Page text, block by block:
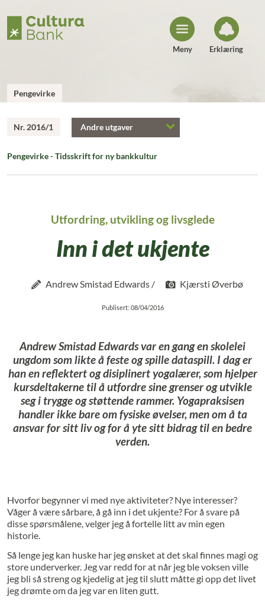
o
Meny Erklæring
Pengevirke
Nr. 2016/1 Andre utgaver
Pengevirke - Tidsskrift for ny bankkultur
Utfordring, utvikling og livsglede
Inn i det ukjente
Andrew Smistad Edwards / Kjærsti Øverbø
Publisert: 08/04/2016
Andrew Smistad Edwards var en gang en skolelei
ungdom som likte å feste og spille dataspill. I dag er
han en reflektert og disiplinert yogalærer, som hjelper
kursdeltakerne til å utfordre sine grenser og utvikle
seg i trygge og støttende rammer. Yogapraksisen
handler ikke bare om fysiske øvelser, men om å ta
ansvar for sitt liv og for å yte sitt bidrag til en bedre
verden.
Hvorfor begynner vi med nye aktiviteter? Nye interesser?
Våger å være sårbare, å gå inn i det ukjente? For å svare på
disse spørsmålene, velger jeg å fortelle litt av min egen
historie.
Så lenge jeg kan huske har jeg ønsket at det skal finnes magi og
store underverker. Jeg var redd for at når jeg ble voksen ville
jeg bli så streng og kjedelig at jeg til slutt måtte gi opp det livet
jeg drømte om da jeg var en liten gutt.